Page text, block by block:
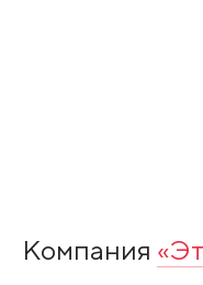
Компания